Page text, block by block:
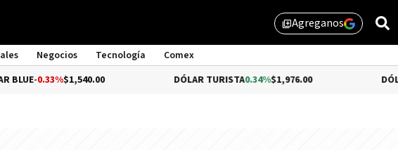
library_addAgreganos
Negocios Tecnología
Comex
$1,540.00 DÓLAR TURISTA0.34%$1,976.00 DÓLAR MEP-